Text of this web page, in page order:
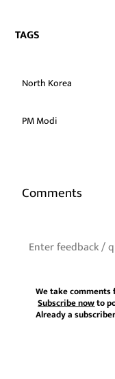
TAGS
North Korea
PM Modi
Comments
We take
Subscribe nowto
Already a